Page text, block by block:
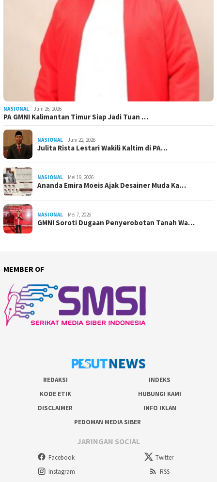
NASIONAL Juni 26, 2026
PA GMNI Kalimantan Timur Siap Jadi Tuan …
NASIONAL Juni 22, 2026
Julita Rista Lestari Wakili Kaltim di PA…
NASIONAL Mei 19, 2026
Ananda Emira Moeis Ajak Desainer Muda Ka…
NASIONAL Mei 7, 2026
GMNI Soroti Dugaan Penyerobotan Tanah Wa…
MEMBER OF
REDAKSI
INDEKS
KODE ETIK
HUBUNGI KAMI
DISCLAIMER
INFO IKLAN
PEDOMAN MEDIA SIBER
JARINGAN SOCIAL
Facebook
Twitter
Instagram
RSS